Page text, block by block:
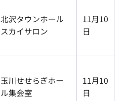
北沢タウンホール
スカイサロン
11月10
日
玉川せせらぎホー
ル集会室
11月10
日